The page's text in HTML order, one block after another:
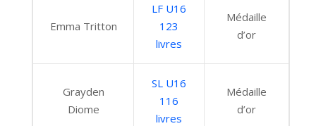
Emma Tritton
LF U16
123
livres
Médaille
d’or
Grayden
Diome
SL U16
116
livres
Médaille
d’or